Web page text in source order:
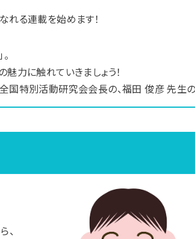
れる連載を始めます！
力に触れていきましょう！
国特別活動研究会会長の、福田 俊彦 先生
、